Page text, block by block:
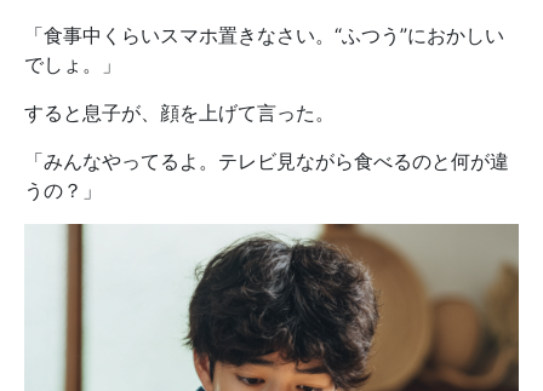
「食事中くらいスマホ置きなさい。“ふつう”におかしい
でしょ。」
すると息子が、顔を上げて言った。
「みんなやってるよ。テレビ見ながら食べるのと何が違
うの？」